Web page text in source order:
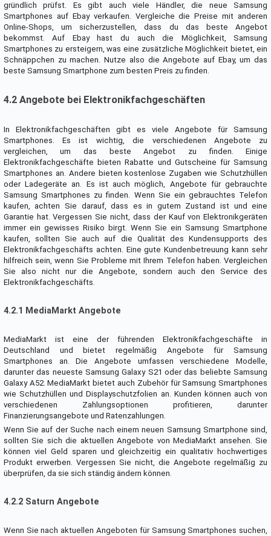
gründlich prüfst. Es gibt auch viele Händler, die neue Samsung
Smartphones auf Ebay verkaufen. Vergleiche die Preise mit anderen
Online-Shops, um sicherzustellen, dass du das beste Angebot
bekommst. Auf Ebay hast du auch die Möglichkeit, Samsung
Smartphones zu ersteigern, was eine zusätzliche Möglichkeit bietet, ein
Schnäppchen zu machen. Nutze also die Angebote auf Ebay, um das
beste Samsung Smartphone zum besten Preis zu finden.
4.2 Angebote bei Elektronikfachgeschäften
In Elektronikfachgeschäften gibt es viele Angebote für Samsung
Smartphones. Es ist wichtig, die verschiedenen Angebote zu
vergleichen, um das beste Angebot zu finden. Einige
Elektronikfachgeschäfte bieten Rabatte und Gutscheine für Samsung
Smartphones an. Andere bieten kostenlose Zugaben wie Schutzhüllen
oder Ladegeräte an. Es ist auch möglich, Angebote für gebrauchte
Samsung Smartphones zu finden. Wenn Sie ein gebrauchtes Telefon
kaufen, achten Sie darauf, dass es in gutem Zustand ist und eine
Garantie hat. Vergessen Sie nicht, dass der Kauf von Elektronikgeräten
immer ein gewisses Risiko birgt. Wenn Sie ein Samsung Smartphone
kaufen, sollten Sie auch auf die Qualität des Kundensupports des
Elektronikfachgeschäfts achten. Eine gute Kundenbetreuung kann sehr
hilfreich sein, wenn Sie Probleme mit Ihrem Telefon haben. Vergleichen
Sie also nicht nur die Angebote, sondern auch den Service des
Elektronikfachgeschäfts.
4.2.1 MediaMarkt Angebote
MediaMarkt ist eine der führenden Elektronikfachgeschäfte in
Deutschland und bietet regelmäßig Angebote für Samsung
Smartphones an. Die Angebote umfassen verschiedene Modelle,
darunter das neueste Samsung Galaxy S21 oder das beliebte Samsung
Galaxy A52. MediaMarkt bietet auch Zubehör für Samsung Smartphones
wie Schutzhüllen und Displayschutzfolien an. Kunden können auch von
verschiedenen Zahlungsoptionen profitieren, darunter
Finanzierungsangebote und Ratenzahlungen.
Wenn Sie auf der Suche nach einem neuen Samsung Smartphone sind,
sollten Sie sich die aktuellen Angebote von MediaMarkt ansehen. Sie
können viel Geld sparen und gleichzeitig ein qualitativ hochwertiges
Produkt erwerben. Vergessen Sie nicht, die Angebote regelmäßig zu
überprüfen, da sie sich ständig ändern können.
4.2.2 Saturn Angebote
Wenn Sie nach aktuellen Angeboten für Samsung Smartphones suchen,